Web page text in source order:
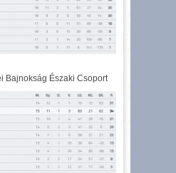
Bajnokság Északi Csoport